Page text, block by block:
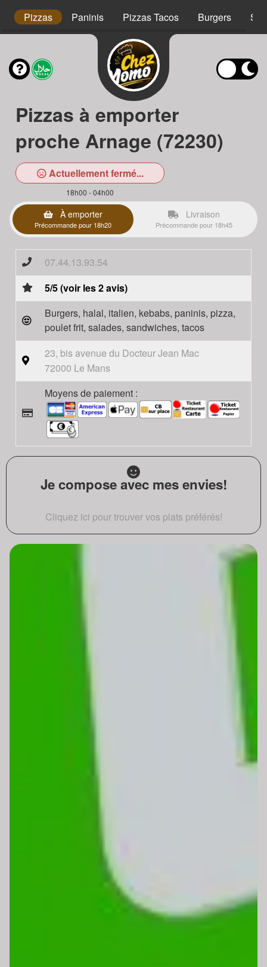
Pizzas Paninis Pizzas Tacos Burgers
Pizzas à emporter
proche Arnage (72230)
Actuellement fermé...
18h00 - 04h00
À emporter
Précommande pour 18h20
Livraison
Précommande pour 18h45
07.44.13.93.54
5/5 (voir les 2 avis)
Burgers, halal, italien, kebabs, paninis, pizza,
poulet frit, salades, sandwiches, tacos
23, bis avenue du Docteur Jean Mac
72000 Le Mans
Moyens de paiement :
Je compose avec mes envies!
Cliquez ici pour trouver vos plats préférés!